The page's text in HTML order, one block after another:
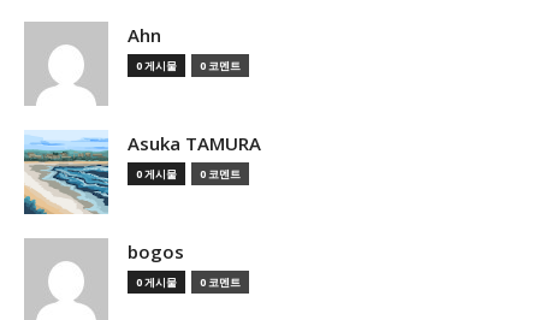
Ahn
0 게시물 0 코멘트
Asuka TAMURA
0 게시물 0 코멘트
bogos
0 게시물 0 코멘트